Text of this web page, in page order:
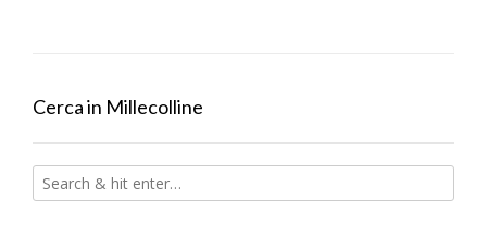
Cerca in Millecolline